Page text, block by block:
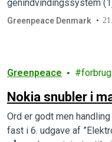
genindvindingssystem
Greenpeace Denmark
Greenpeace forbrug
Nokia snubler i
Ord er godt men
fast i 6. udgave af